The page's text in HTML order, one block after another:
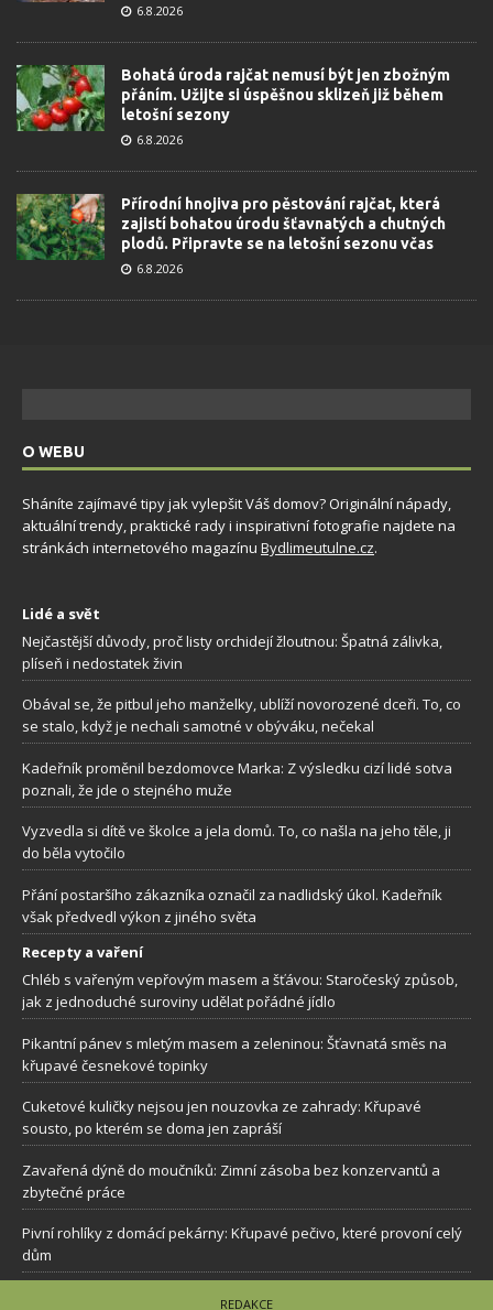
6.8.2026
Bohatá úroda rajčat nemusí být jen zbožným
přáním. Užijte si úspěšnou sklizeň již během
letošní sezony
6.8.2026
Přírodní hnojiva pro pěstování rajčat, která
zajistí bohatou úrodu šťavnatých a chutných
plodů. Připravte se na letošní sezonu včas
6.8.2026
O WEBU
Sháníte zajímavé tipy jak vylepšit Váš domov? Originální nápady,
aktuální trendy, praktické rady i inspirativní fotografie najdete na
stránkách internetového magazínu Bydlimeutulne.cz.
Lidé a svět
Nejčastější důvody, proč listy orchidejí žloutnou: Špatná zálivka,
plíseň i nedostatek živin
Obával se, že pitbul jeho manželky, ublíží novorozené dceři. To, co
se stalo, když je nechali samotné v obýváku, nečekal
Kadeřník proměnil bezdomovce Marka: Z výsledku cizí lidé sotva
poznali, že jde o stejného muže
Vyzvedla si dítě ve školce a jela domů. To, co našla na jeho těle, ji
do běla vytočilo
Přání postaršího zákazníka označil za nadlidský úkol. Kadeřník
však předvedl výkon z jiného světa
Recepty a vaření
Chléb s vařeným vepřovým masem a šťávou: Staročeský způsob,
jak z jednoduché suroviny udělat pořádné jídlo
Pikantní pánev s mletým masem a zeleninou: Šťavnatá směs na
křupavé česnekové topinky
Cuketové kuličky nejsou jen nouzovka ze zahrady: Křupavé
sousto, po kterém se doma jen zapráší
Zavařená dýně do moučníků: Zimní zásoba bez konzervantů a
zbytečné práce
Pivní rohlíky z domácí pekárny: Křupavé pečivo, které provoní celý
dům
REDAKCE